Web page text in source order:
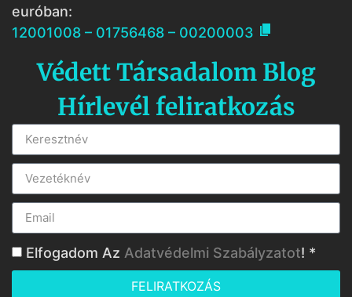
euróban:
12001008 – 01756468 – 00200003 
Védett Társadalom Blog
Hírlevél feliratkozás
Elfogadom Az Adatvédelmi Szabályzatot! *
FELIRATKOZÁS